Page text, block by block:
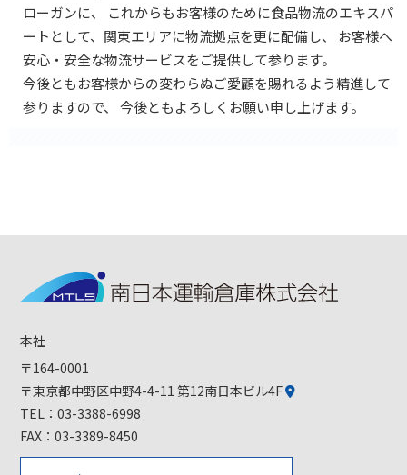
ローガンに、
これからもお客様のために食品物流のエキスパ
ートとして、関東エリアに物流拠点を更に配備し、
お客様へ
安心・安全な物流サービスをご提供して参ります。
今後ともお客様からの変わらぬご愛顧を賜れるよう精進して
参りますので、
今後ともよろしくお願い申し上げます。
本社
〒164-0001
〒東京都中野区中野4-4-11 第12南日本ビル4F
TEL：03-3388-6998
FAX：03-3389-8450